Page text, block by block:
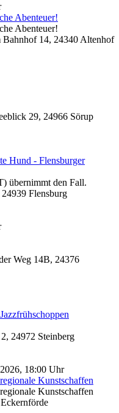
Abenteuer!
Abenteuer!
14, 24340 Altenhof
29, 24966 Sörup
Hund - Flensburger
übernimmt den Fall.
Flensburg
Weg 14B, 24376
24972 Steinberg
18:00 Uhr
Kunstschaffen
Kunstschaffen